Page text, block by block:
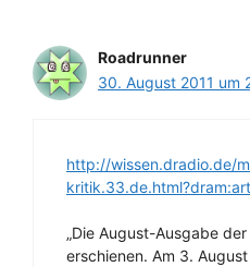
Roadrunner
30. August 2011 um
http://wissen.dradio.de/
„Die August-Ausgabe
erschienen. Am 3.